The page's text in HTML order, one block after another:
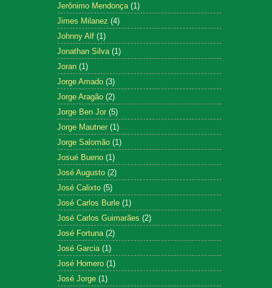
Jerônimo Mendonça (1)
Jimes Milanez (4)
Johnny Alf (1)
Jonathan Silva (1)
Joran (1)
Jorge Amado (3)
Jorge Aragão (2)
Jorge Ben Jor (5)
Jorge Mautner (1)
Jorge Salomão (1)
Josué Bueno (1)
José Augusto (2)
José Calixto (5)
José Carlos Burle (1)
José Carlos Guimarães (2)
José Fortuna (2)
José Garcia (1)
José Homero (1)
José Jorge (1)